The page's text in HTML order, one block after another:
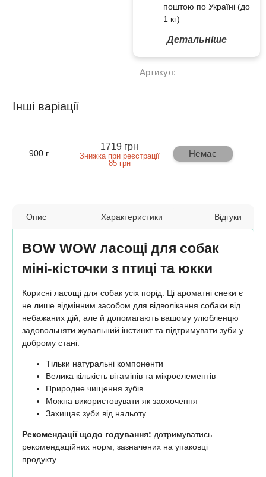
поштою по Україні (до
1 кг)
Детальніше
Артикул:
Інші варіації
900 г
1719 грн
Знижка при реєстрації
85 грн
Немає
Опис Характеристики Відгуки
BOW WOW ласощі для собак
міні-кісточки з птиці та юкки
Корисні ласощі для собак усіх порід. Ці ароматні снеки є
не лише відмінним засобом для відволікання собаки від
небажаних дій, але й допомагають вашому улюбленцю
задовольняти жувальний інстинкт та підтримувати зуби у
доброму стані.
Тільки натуральні компоненти
Велика кількість вітамінів та мікроелементів
Природне чищення зубів
Можна використовувати як заохочення
Захищає зуби від нальоту
Рекомендації щодо годування: дотримуватись
рекомендаційних норм, зазначених на упаковці
продукту.